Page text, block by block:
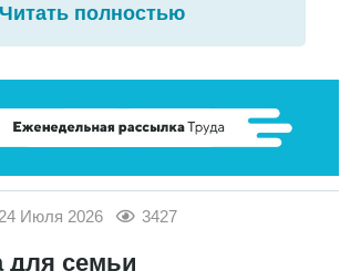
Читать полностью
Июля 2026 3427
для семьи